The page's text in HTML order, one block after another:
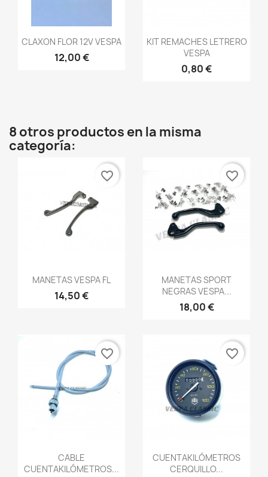
Vista rápida
CLAXON FLOR 12V VESPA
12,00 €
Vista rápida
KIT REMACHES LETRERO
VESPA
0,80 €
8 otros productos en la misma
categoría:
Vista rápida
MANETAS VESPA FL
14,50 €
favorite_border
Vista rápida
MANETAS SPORT
NEGRAS VESPA...
18,00 €
favorite_border
Vista rápida
CABLE
CUENTAKILÓMETROS...
favorite_border
Vista rápida
CUENTAKILÓMETROS
CERQUILLO...
favorite_border